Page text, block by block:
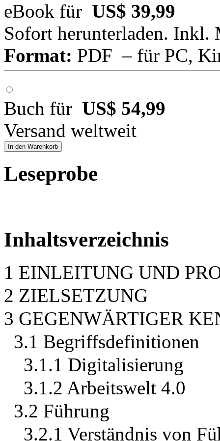
eBook für US$ 39,99
Sofort herunterladen. Inkl.
Format: PDF – für PC,
Buch für US$ 54,99
Versand weltweit
In den Warenkorb
Leseprobe
Inhaltsverzeichnis
1 EINLEITUNG UND
2 ZIELSETZUNG
3 GEGENWÄRTIGER
3.1 Begriffsdefinitionen
3.1.1 Digitalisierung
3.1.2 Arbeitswelt 4.0
3.2 Führung
3.2.1 Verständnis von